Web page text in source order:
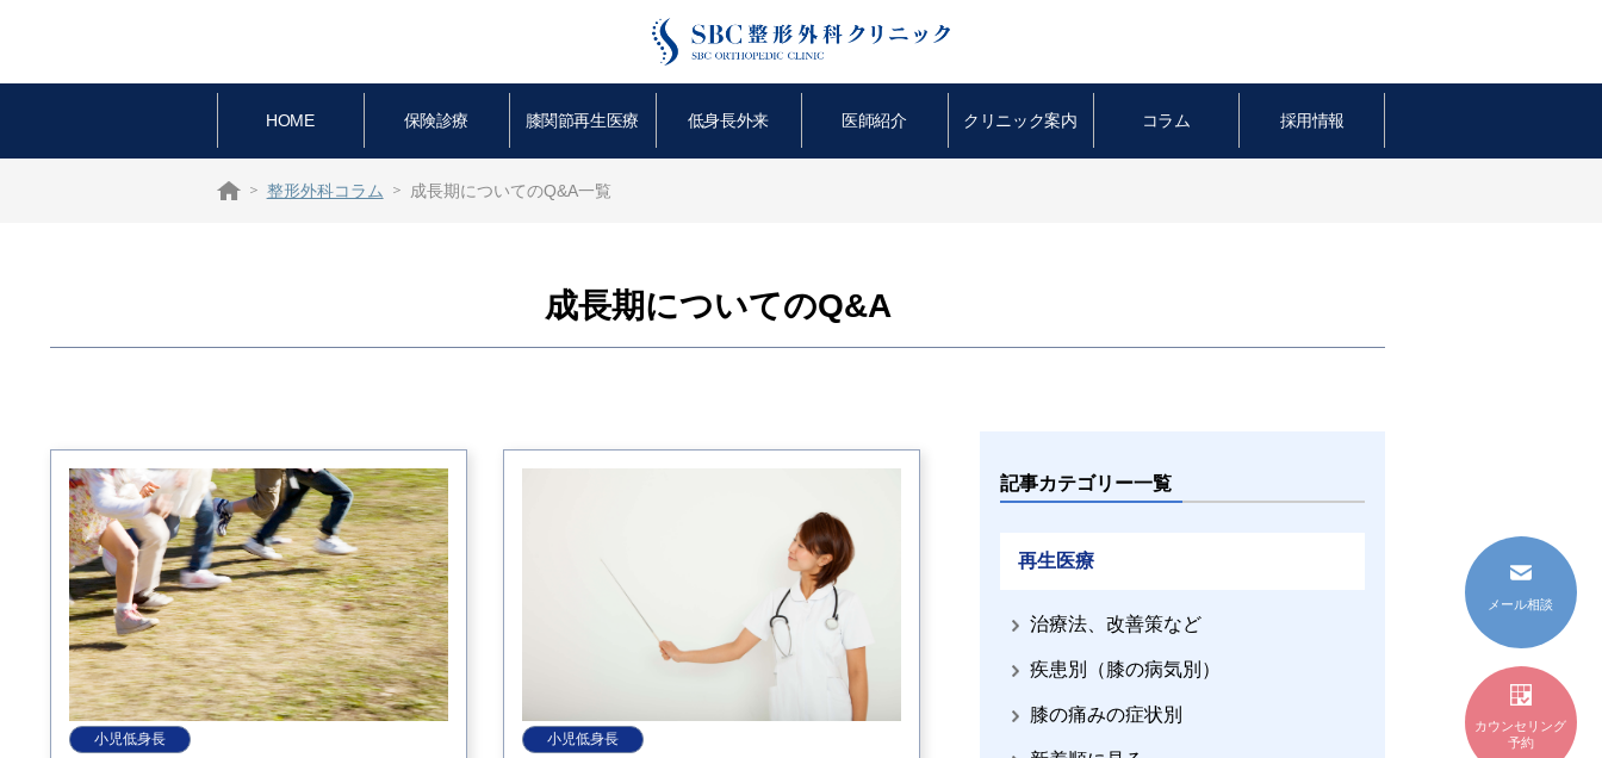
HOME 保険診療 膝関節再生医療 低身長外来 医師紹介 クリニック案内 コラム 採用情報
整形外科コラム 成長期についてのQ&A一覧
成長期についてのQ&A
小児低身長
小児低身長
記事カテゴリー一覧
再生医療
治療法、改善策など
疾患別（膝の病気別）
膝の痛みの症状別
メール相談
カウンセリング
予約